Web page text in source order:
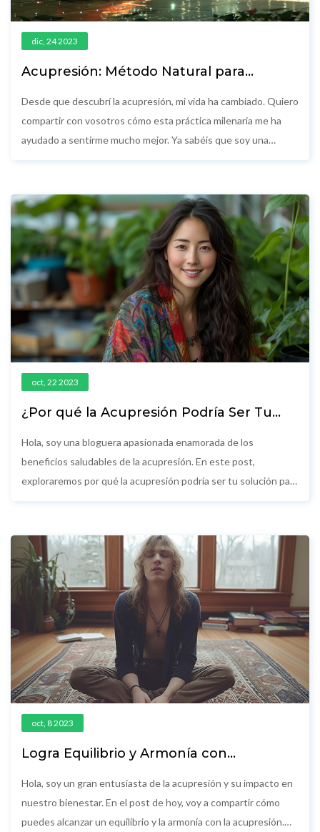
dic, 24 2023
Acupresión: Método Natural para
Desde que descubrí la acupresión, mi vida ha cambiado. Quiero
compartir con vosotros cómo esta práctica milenaria me ha
ayudado a sentirme mucho mejor. Ya sabéis que soy una
la necesidad de medicamentos. En este artículo, voy a
contaros detalladamente qué técnicas uso y cómo podéis
aplicar la acupresión para mejorar vuestra digestión de forma
efectiva y natural. No puedo esperar para que también
experimentéis los beneficios que aporta esta increíble
herramienta de bienestar.
oct, 22 2023
¿Por qué la Acupresión Podría Ser Tu
Hola, soy una bloguera apasionada enamorada de los
beneficios saludables de la acupresión. En este post,
exploraremos por qué la acupresión podría ser tu solución para
vida. ¿Te has preguntado alguna vez si hay una forma más
natural de manejar el dolor crónico? Pues esta podría ser la
respuesta que buscas. Vamos a sumergirnos en este
fascinante mundo. Te espero en el post.
oct, 8 2023
Logra Equilibrio y Armonía con
Hola, soy un gran entusiasta de la acupresión y su impacto en
nuestro bienestar. En el post de hoy, voy a compartir cómo
puedes alcanzar un equilibrio y la armonía con la acupresión.